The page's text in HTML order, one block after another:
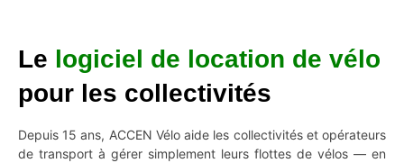
Le logiciel de location de vélo
pour les collectivités
Depuis 15 ans, ACCEN Vélo aide les collectivités et opérateurs
de transport à gérer simplement leurs flottes de vélos — en